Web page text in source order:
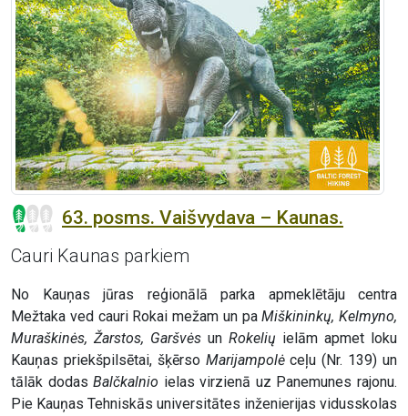
63. posms. Vaišvydava – Kaunas.
Cauri Kaunas parkiem
No Kauņas jūras reģionālā parka apmeklētāju centra
Mežtaka ved cauri Rokai mežam un paMiškininkų, Kelmyno,
Muraškinės, Žarstos, Garšvės un Rokelių ielām apmet loku
Kauņas priekšpilsētai, šķērso Marijampolėceļu (Nr. 139) un
tālāk dodasBalčkalnio ielas virzienā uz Panemunes rajonu.
Pie Kauņas Tehniskās universitātes inženierijas vidusskolas